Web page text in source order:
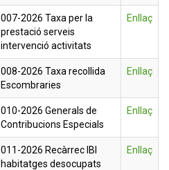
007-2026 Taxa per la
prestació serveis
intervenció activitats
Enllaç
008-2026 Taxa recollida
Escombraries
Enllaç
010-2026 Generals de
Contribucions Especials
Enllaç
011-2026 Recàrrec IBI
habitatges desocupats
Enllaç